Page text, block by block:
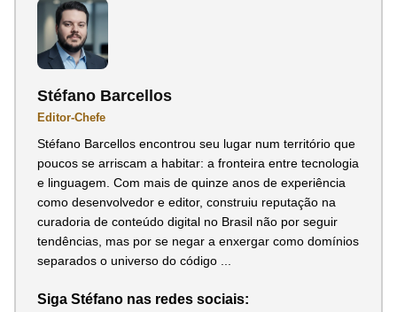
Stéfano Barcellos
Editor-Chefe
Stéfano Barcellos encontrou seu lugar num território que
poucos se arriscam a habitar: a fronteira entre tecnologia
e linguagem. Com mais de quinze anos de experiência
como desenvolvedor e editor, construiu reputação na
curadoria de conteúdo digital no Brasil não por seguir
tendências, mas por se negar a enxergar como domínios
separados o universo do código ...
Siga Stéfano nas redes sociais: